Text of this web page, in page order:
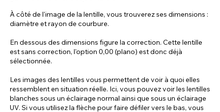
À côté de l'image de la lentille, vous trouverez ses dimensions :
diamètre et rayon de courbure.
En dessous des dimensions figure la correction. Cette lentille
est sans correction, l'option 0,00 (plano) est donc déjà
sélectionnée.
Les images des lentilles vous permettent de voir à quoi elles
ressemblent en situation réelle. Ici, vous pouvez voir les lentilles
blanches sous un éclairage normal ainsi que sous un éclairage
UV. Si vous utilisez la flèche pour faire défiler vers le bas, vous